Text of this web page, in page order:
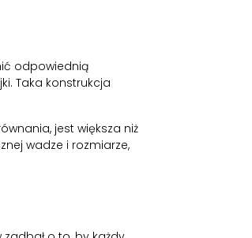
odpowiednią
Taka konstrukcja
jest większa niż
wadze i rozmiarze,